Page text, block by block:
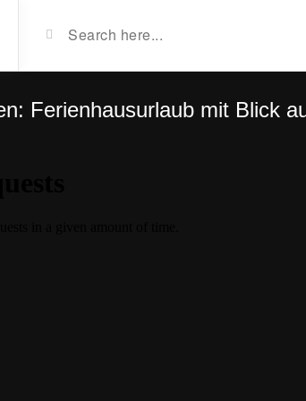
Ferienhausurlaub mit Blick